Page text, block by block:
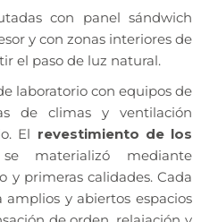
con panel sándwich
y con zonas interiores de
el paso de luz natural.
laboratorio con equipos de
de climas y ventilación
El revestimiento de los
materializó mediante
y primeras calidades. Cada
y abiertos espacios